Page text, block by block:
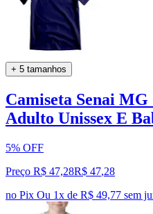
+ 5 tamanhos
Camiseta Senai
Adulto Unissex E
5% OFF
Preço R$ 47,28R$ 47,28
no Pix Ou 1x de R$ 49,77 sem